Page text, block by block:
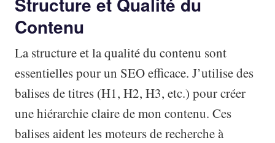
Contenu
La structure et la qualité du contenu sont
essentielles pour un SEO efficace. J’utilise des
balises de titres (H1, H2, H3, etc.) pour créer
une hiérarchie claire de mon contenu. Ces
balises aident les moteurs de recherche à